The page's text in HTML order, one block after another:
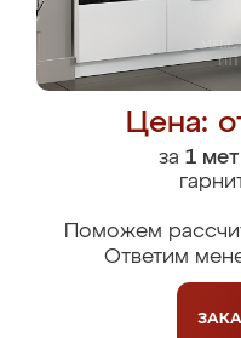
Цена:
за 1
Поможем
Ответим